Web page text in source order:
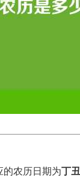
的农历日期为丁